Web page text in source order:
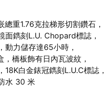
重1.76克拉梯形切割鑽石，
面鐫刻L.U. Chopard標誌，
動力儲存達65小時，
橋板飾有日內瓦波紋，
白金錶冠鐫刻L.U.C標誌，
水 30 米